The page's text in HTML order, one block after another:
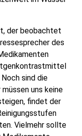
der beobachtet
des
Noch sind die
uns keine
findet der
Vielmehr sollte